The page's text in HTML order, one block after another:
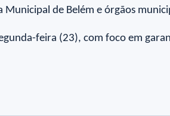
de Belém e órgãos
feira (23), com foco em